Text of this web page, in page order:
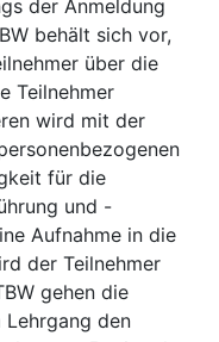
der Anmeldung
behält sich vor,
über die
Teilnehmer
wird mit der
für die
und -
Aufnahme in die
der Teilnehmer
gehen die
den